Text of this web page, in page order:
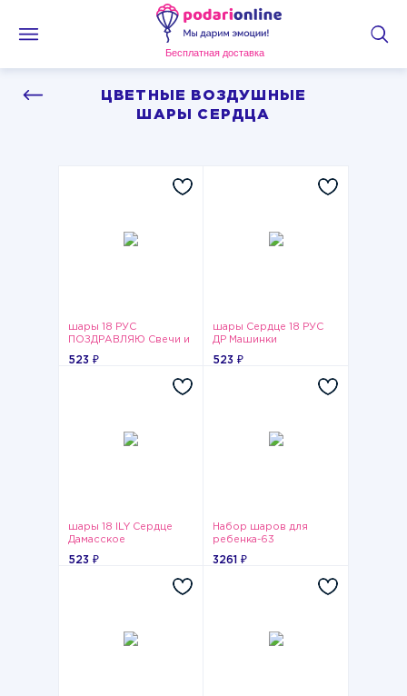
Бесплатная доставка
ЦВЕТНЫЕ ВОЗДУШНЫЕ
ШАРЫ СЕРДЦА
шары 18 РУС
ПОЗДРАВЛЯЮ Свечи и
523 ₽
шары Сердце 18 РУС
ДР Машинки
523 ₽
шары 18 ILY Сердце
Дамасское
523 ₽
Набор шаров для
ребенка-63
3261 ₽